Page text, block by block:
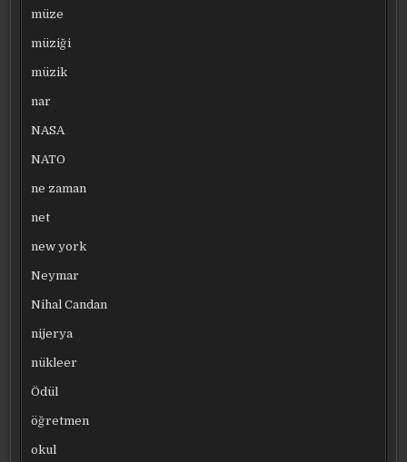
müze
müziği
müzik
nar
NASA
NATO
ne zaman
net
new york
Neymar
Nihal Candan
nijerya
nükleer
Ödül
öğretmen
okul